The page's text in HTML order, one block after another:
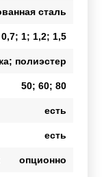
сталь
1; 1,2; 1,5
полиэстер
50; 60; 80
есть
есть
опционно